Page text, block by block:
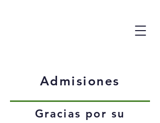
Admisiones
Gracias por su